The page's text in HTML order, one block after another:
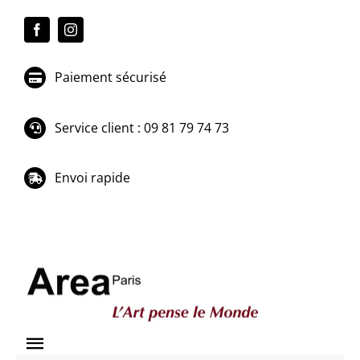
Paiement sécurisé
Service client : 09 81 79 74 73
Envoi rapide